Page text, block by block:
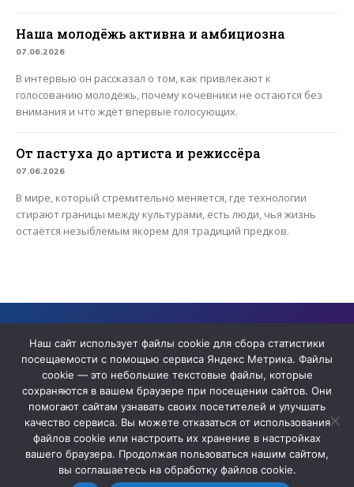
Наша молодёжь активна и амбициозна
07.06.2026
В интервью он рассказал о том, как привлекают к
голосованию молодёжь, почему кочевники не остаются без
внимания и что ждёт впервые голосующих.
От пастуха до артиста и режиссёра
07.06.2026
В мире, который стремительно меняется, где технологии
стирают границы между культурами, есть люди, чья жизнь
остаётся незыблемым якорем для традиций предков.
прекратившего деятельность в качестве СМИ
Наш сайт использует файлы cookie для сбора статистики
посещаемости с помощью сервиса Яндекс Метрика. Файлы
cookie — это небольшие текстовые файлы, которые
сохраняются в вашем браузере при посещении сайтов. Они
помогают сайтам узнавать своих посетителей и улучшать
качество сервиса. Вы можете отказаться от использования
файлов cookie или настроить их хранение в настройках
вашего браузера. Продолжая пользоваться нашим сайтом,
вы соглашаетесь на обработку файлов cookie.